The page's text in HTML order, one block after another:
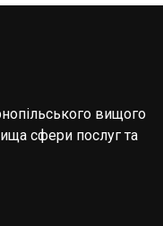
вищого
сфери послуг та